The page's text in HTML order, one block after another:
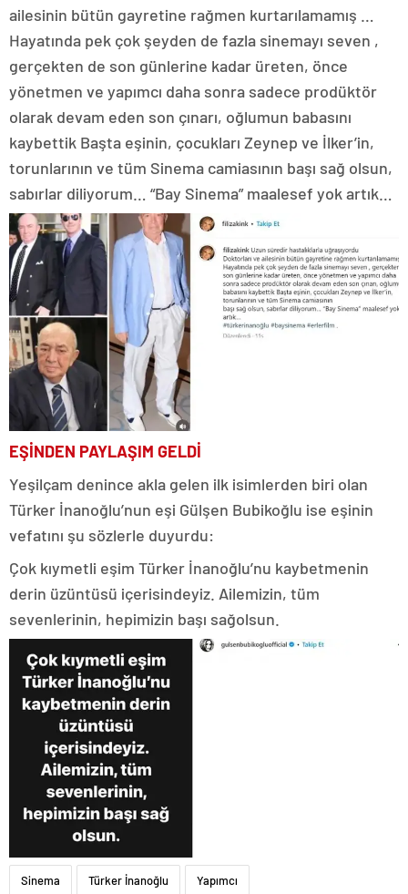
ailesinin bütün gayretine rağmen kurtarılamamış …
Hayatında pek çok şeyden de fazla sinemayı seven ,
gerçekten de son günlerine kadar üreten, önce
yönetmen ve yapımcı daha sonra sadece prodüktör
olarak devam eden son çınarı, oğlumun babasını
kaybettik Başta eşinin, çocukları Zeynep ve İlker’in,
torunlarının ve tüm Sinema camiasının başı sağ olsun,
sabırlar diliyorum… “Bay Sinema” maalesef yok artık…
EŞİNDEN PAYLAŞIM GELDİ
Yeşilçam denince akla gelen ilk isimlerden biri olan
Türker İnanoğlu’nun eşi Gülşen Bubikoğlu ise eşinin
vefatını şu sözlerle duyurdu:
Çok kıymetli eşim Türker İnanoğlu’nu kaybetmenin
derin üzüntüsü içerisindeyiz. Ailemizin, tüm
sevenlerinin, hepimizin başı sağolsun.
Sinema Türker İnanoğlu Yapımcı